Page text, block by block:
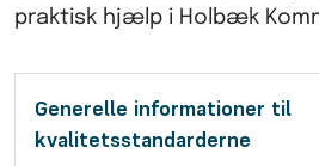
praktisk hjælp i Holbæk
Generelle informationer til
kvalitetsstandarderne